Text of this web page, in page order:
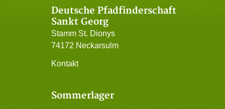
Deutsche Pfadfinderschaft
Sankt Georg
Stamm St. Dionys
74172 Neckarsulm
Kontakt
Sommerlager